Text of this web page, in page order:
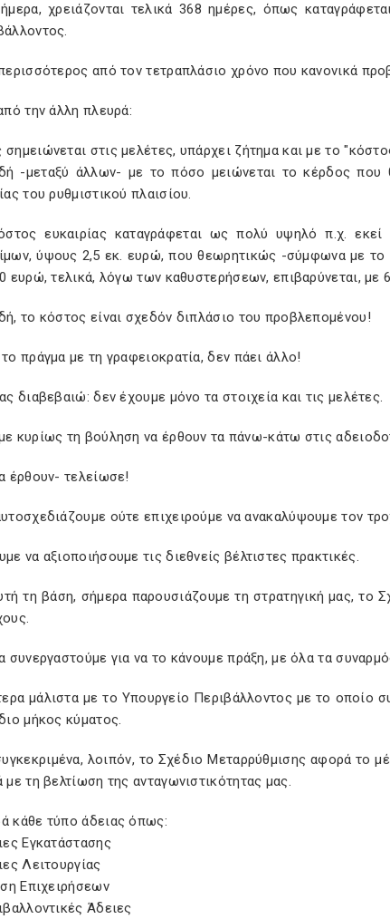
χρειάζονται τελικά 368 ημέρες, όπως
από τον τετραπλάσιο χρόνο που κανονικά
την άλλη πλευρά:
στις μελέτες, υπάρχει ζήτημα και με το
-μεταξύ άλλων- με το πόσο μειώνεται το κέρδος που
του ρυθμιστικού πλαισίου.
ευκαιρίας καταγράφεται ως πολύ υψηλό π.χ. εκεί
ύψους 2,5 εκ. ευρώ, που θεωρητικώς -σύμφωνα με το
ευρώ, τελικά, λόγω των καθυστερήσεων, επιβαρύνεται, με
το κόστος είναι σχεδόν διπλάσιο του προβλεπομένου!
πράγμα με τη γραφειοκρατία, δεν πάει άλλο!
διαβεβαιώ: δεν έχουμε μόνο τα στοιχεία και τις μελέτες.
κυρίως τη βούληση να έρθουν τα πάνω-κάτω στις
έρθουν- τελείωσε!
ούτε επιχειρούμε να ανακαλύψουμε τον
να αξιοποιήσουμε τις διεθνείς βέλτιστες πρακτικές.
τη βάση, σήμερα παρουσιάζουμε τη στρατηγική μας, το
συνεργαστούμε για να το κάνουμε πράξη, με όλα τα
μάλιστα με το Υπουργείο Περιβάλλοντος με το οποίο
μήκος κύματος.
λοιπόν, το Σχέδιο Μεταρρύθμισης αφορά το
με τη βελτίωση της ανταγωνιστικότητας μας.
κάθε τύπο άδειας όπως:
Εγκατάστασης
Λειτουργίας
Επιχειρήσεων
Άδειες